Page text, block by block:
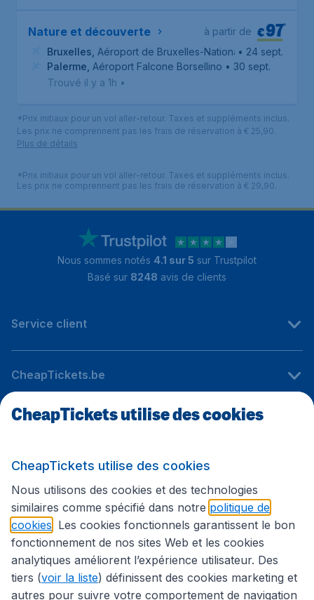
Nature et découverte €97*
à partir de
Bruxelles Aéroport de Bruxelles-National• 24 sept.
Palerme Aéroport Falcone Borsellino • 30 sept.
Trouvé il y a 1h •
*Prix initiaux pour un vol aller-retour. Taxes et suppléments inclus.
Les prix ne comprennent pas les frais de réservation à € 25,90.
Plus de détails
*Prix initiaux pour un vol aller-retour. Taxes et suppléments inclus.
Les prix ne comprennent pas les frais de réservation à € 29,90.
Nous sommes notés 4.1 sur 5 sur Trustpilot
Basé sur 8248 avis de clients
Service client
CheapTickets.be
Sites internationaux
Suivez CheapTickets.be
CheapTickets utilise des cookies
CheapTickets utilise des cookies
Nous utilisons des cookies et des technologies
similaires comme spécifié dans notre politique de
cookies . Les cookies fonctionnels garantissent le bon
fonctionnement de nos sites Web et les cookies
analytiques améliorent l’expérience utilisateur. Des
tiers (voir la liste) définissent des cookies marketing et
autres pour suivre votre comportement de navigation